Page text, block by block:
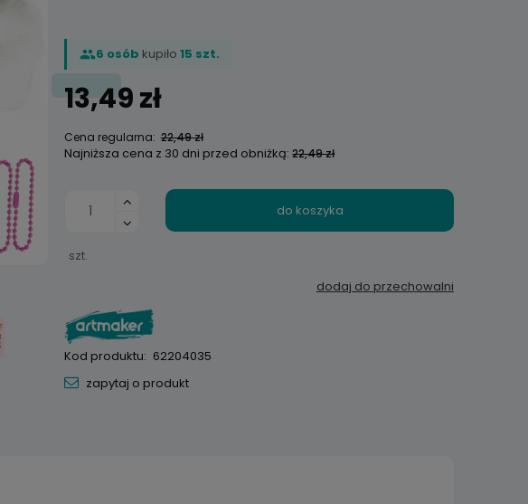
6 osób kupiło15 szt.
13,49 zł
Cena regularna: 22,49 zł
Najniższa cena z 30 dni przed obniżką:22,49 zł
szt.
do koszyka
dodaj do przechowalni
Kod produktu: 62204035
zapytaj o produkt